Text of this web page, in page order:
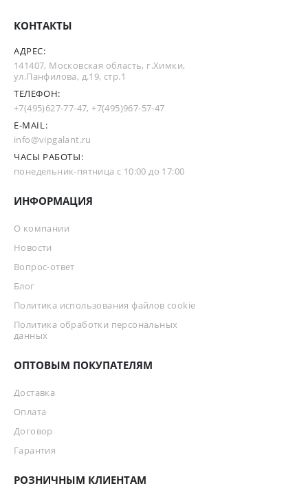
КОНТАКТЫ
АДРЕС:
141407, Московская область, г.Химки,
ул.Панфилова, д.19, стр.1
ТЕЛЕФОН:
+7(495)627-77-47,+7(495)967-57-47
E-MAIL:
info@vipgalant.ru
ЧАСЫ РАБОТЫ:
понедельник-пятница с 10:00 до 17:00
ИНФОРМАЦИЯ
О компании
Новости
Вопрос-ответ
Блог
Политика использования файлов cookie
Политика обработки персональных
данных
ОПТОВЫМ ПОКУПАТЕЛЯМ
Доставка
Оплата
Договор
Гарантия
РОЗНИЧНЫМ КЛИЕНТАМ